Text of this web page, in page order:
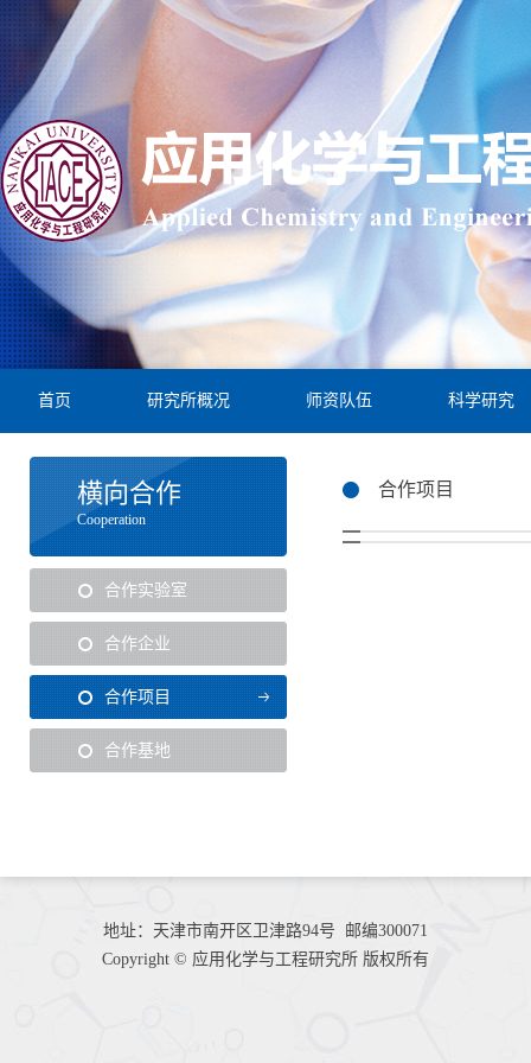
首页 研究所概况 师资队伍 科学研究
横向合作
Cooperation
合作实验室
合作企业
合作项目
合作基地
合作项目
地址：天津市南开区卫津路94号 邮编300071
Copyright © 应用化学与工程研究所 版权所有